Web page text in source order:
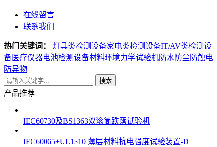
在线留言
联系我们
热门关键词： 灯具类检测设备家电类检测设备IT/AV类检测设
备医疗仪器电池检测设备材料环境力学试验机防水防尘防触电
防异物
搜索
产品推荐
IEC60730及BS1363双滚筒跌落试验机
IEC60065+UL1310 薄层材料抗电强度试验装置-D